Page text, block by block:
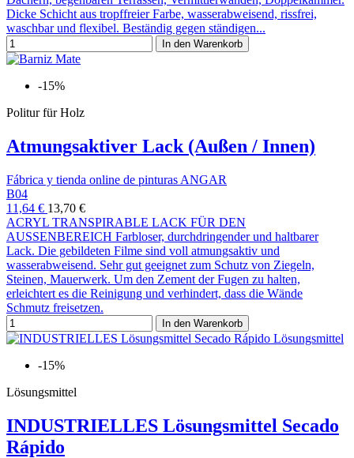
Dicke Schicht aus tropffreier Farbe, wasserabweisend, rissfrei,
waschbar und flexibel. Beständig gegen ständigen...
In den Warenkorb
-15%
Politur für Holz
Atmungsaktiver Lack (Außen / Innen)
Fábrica y tienda online de pinturas ANGAR
B04
11,64 € 13,70 €
ACRYL TRANSPIRABLE LACK FÜR DEN
AUSSENBEREICH Farbloser, durchdringender und haltbarer
Lack. Die gebildeten Filme sind voll atmungsaktiv und
wasserabweisend. Sehr gut geeignet zum Schutz von Ziegeln,
Steinen, Mauerwerk. Um den Zement der Fugen zu halten,
erleichtert es die Reinigung und verhindert, dass die Wände
Schmutz freisetzen.
In den Warenkorb
-15%
Lösungsmittel
INDUSTRIELLES Lösungsmittel Secado
Rápido